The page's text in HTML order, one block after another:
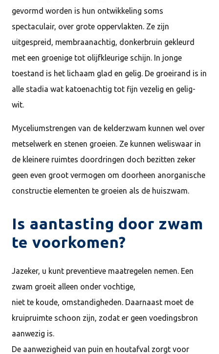
gevormd worden is hun ontwikkeling soms
spectaculair, over grote oppervlakten. Ze zijn
uitgespreid, membraanachtig, donkerbruin gekleurd
met een groenige tot olijfkleurige schijn. In jonge
toestand is het lichaam glad en gelig. De groeirand is in
alle stadia wat katoenachtig tot fijn vezelig en gelig-
wit.
Myceliumstrengen van de kelderzwam kunnen wel over
metselwerk en stenen groeien. Ze kunnen weliswaar in
de kleinere ruimtes doordringen doch bezitten zeker
geen even groot vermogen om doorheen anorganische
constructie elementen te groeien als de huiszwam.
Is aantasting door zwam
te voorkomen?
Jazeker, u kunt preventieve maatregelen nemen. Een
zwam groeit alleen onder vochtige,
niet te koude, omstandigheden. Daarnaast moet de
kruipruimte schoon zijn, zodat er geen voedingsbron
aanwezig is.
De aanwezigheid van puin en houtafval zorgt voor